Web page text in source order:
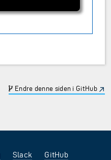
Endre denne siden i GitHub
Slack GitHub